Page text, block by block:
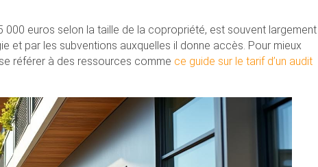
000 euros selon la taille de la copropriété, est souvent largement
et par les subventions auxquelles il donne accès. Pour mieux
référer à des ressources comme ce guide sur le tarif d’un audit